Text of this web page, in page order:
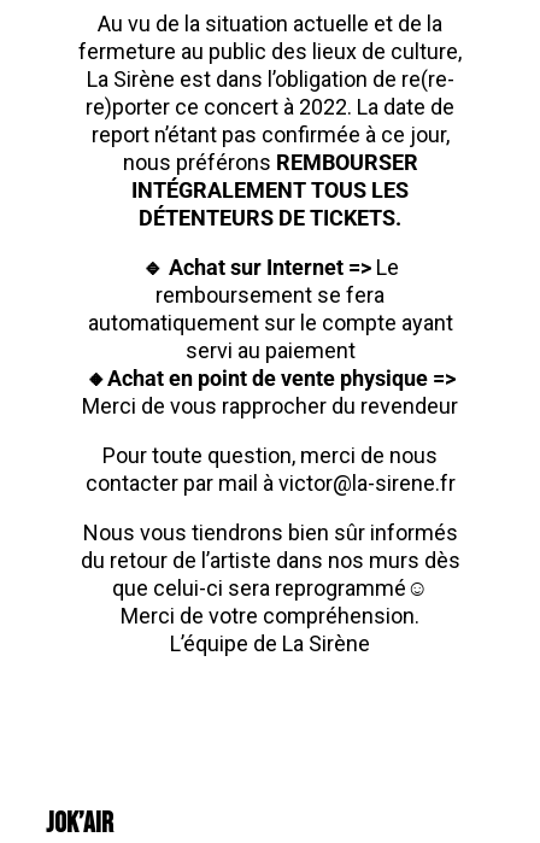
Au vu de la situation actuelle et de la
fermeture au public des lieux de culture,
La Sirène est dans l’obligation de re(re-
re)porter ce concert à 2022. La date de
report n’étant pas confirmée à ce jour,
nous préférons REMBOURSER
INTÉGRALEMENT TOUS LES
DÉTENTEURS DE TICKETS.
🔹 Achat sur Internet =>Le
remboursement se fera
automatiquement sur le compte ayant
servi au paiement
🔸Achat en point de vente physique =>
Merci de vous rapprocher du revendeur
Pour toute question, merci de nous
contacter par mail àvictor@la-sirene.fr
Nous vous tiendrons bien sûr informés
du retour de l’artiste dans nos murs dès
que celui-ci sera reprogrammé☺︎
Merci de votre compréhension.
L’équipe de La Sirène
JOK’AIR